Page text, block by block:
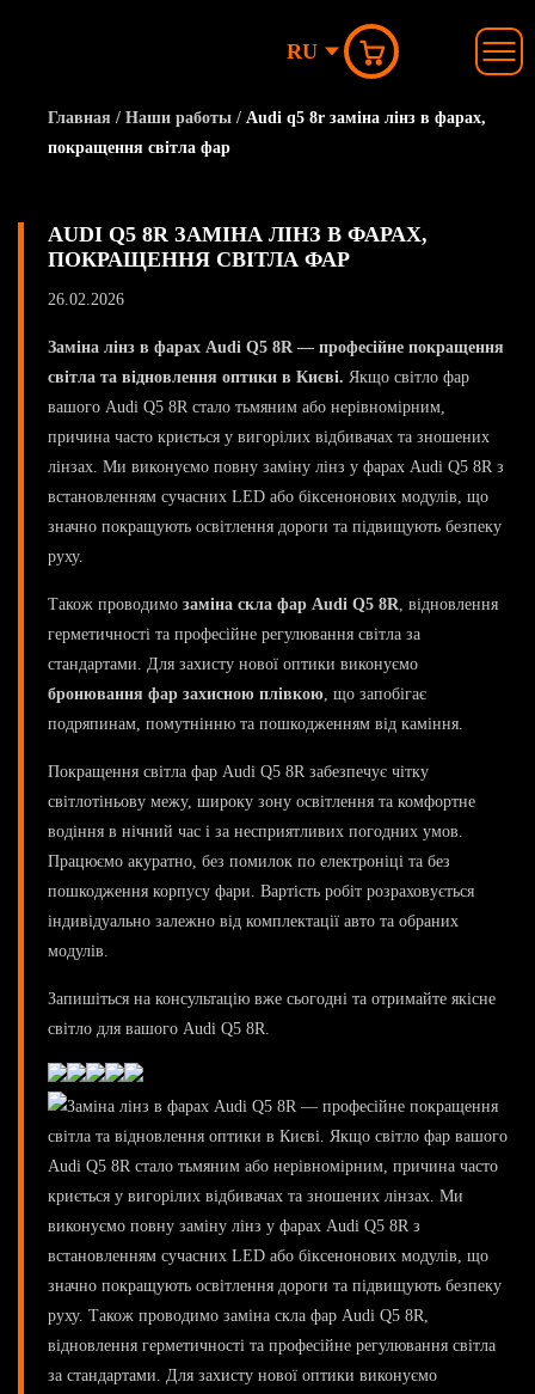
RU
Главная / Наши работы / Audi q5 8r заміна лінз в фарах,
покращення світла фар
AUDI Q5 8R ЗАМІНА ЛІНЗ В ФАРАХ,
ПОКРАЩЕННЯ СВІТЛА ФАР
26.02.2026
Заміна лінз в фарах Audi Q5 8R — професійне покращення
світла та відновлення оптики в Києві. Якщо світло фар
вашого Audi Q5 8R стало тьмяним або нерівномірним,
причина часто криється у вигорілих відбивачах та зношених
лінзах. Ми виконуємо повну заміну лінз у фарах Audi Q5 8R з
встановленням сучасних LED або біксенонових модулів, що
значно покращують освітлення дороги та підвищують безпеку
руху.
Також проводимо заміна скла фар Audi Q5 8R, відновлення
герметичності та професійне регулювання світла за
стандартами. Для захисту нової оптики виконуємо
бронювання фар захисною плівкою, що запобігає
подряпинам, помутнінню та пошкодженням від каміння.
Покращення світла фар Audi Q5 8R забезпечує чітку
світлотіньову межу, широку зону освітлення та комфортне
водіння в нічний час і за несприятливих погодних умов.
Працюємо акуратно, без помилок по електроніці та без
пошкодження корпусу фари. Вартість робіт розраховується
індивідуально залежно від комплектації авто та обраних
модулів.
Запишіться на консультацію вже сьогодні та отримайте якісне
світло для вашого Audi Q5 8R.